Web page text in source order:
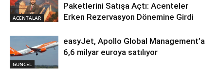
ACENTALAR
Paketlerini Satışa Açtı: Acenteler
Erken Rezervasyon Dönemine Girdi
GÜNCEL
easyJet, Apollo Global Management’a
6,6 milyar euroya satılıyor